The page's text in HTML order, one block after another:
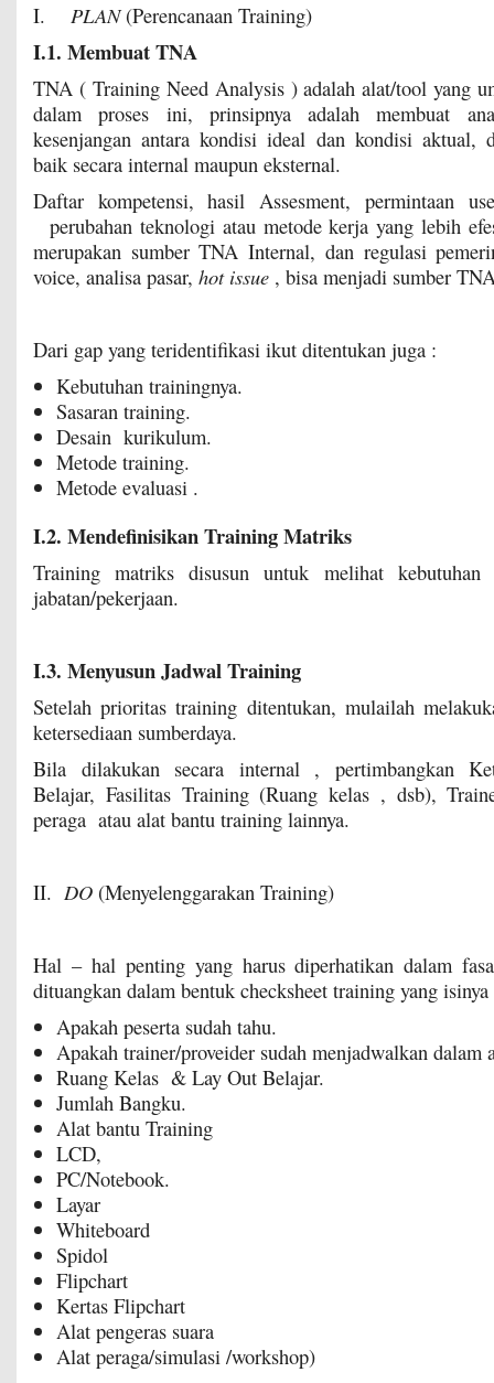
I. PLAN(Perencanaan Training)
I.1. Membuat TNA
TNA ( Training Need Analysis ) adalah alat/tool yang
dalam proses ini, prinsipnya adalah membuat
kesenjangan antara kondisi ideal dan kondisi aktual,
baik secara internal maupun eksternal.
Daftar kompetensi, hasil Assesment, permintaan
perubahan teknologi atau metode kerja yang lebih
merupakan sumber TNA Internal, dan regulasi
voice, analisa pasar, hot issue , bisa menjadi sumber
Dari gap yang teridentifikasi ikut ditentukan juga :
Kebutuhan trainingnya.
Sasaran training.
Desain kurikulum.
Metode training.
Metode evaluasi .
I.2. Mendefinisikan Training Matriks
Training matriks disusun untuk melihat kebutuhan
jabatan/pekerjaan.
I.3. Menyusun Jadwal Training
Setelah prioritas training ditentukan, mulailah
ketersediaan sumberdaya.
Bila dilakukan secara internal , pertimbangkan
Belajar, Fasilitas Training (Ruang kelas , dsb),
peraga atau alat bantu training lainnya.
II. DO (Menyelenggarakan Training)
Hal – hal penting yang harus diperhatikan dalam
dituangkan dalam bentuk checksheet training yang
Apakah peserta sudah tahu.
Apakah trainer/proveider sudah menjadwalkan dalam
Ruang Kelas & Lay Out Belajar.
Jumlah Bangku.
Alat bantu Training
LCD,
PC/Notebook.
Layar
Whiteboard
Spidol
Flipchart
Kertas Flipchart
Alat pengeras suara
Alat peraga/simulasi /workshop)